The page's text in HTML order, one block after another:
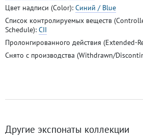
Цвет надписи (Color): Синий / Blue
Список контролируемых веществ
Schedule): CII
Пролонгированного действия (Extended-
Снято с производства (Withdrawn/
Другие экспонаты коллекции